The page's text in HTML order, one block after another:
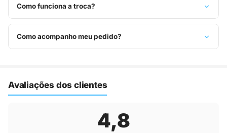
ou pague à vista no Pix com 8% de desconto.
Como funciona a troca?
Você tem 7 dias após o recebimento para solicitar troca.
Basta entrar em contato pelo WhatsApp ou e-mail.
Como acompanho meu pedido?
Avaliações dos clientes
4,8